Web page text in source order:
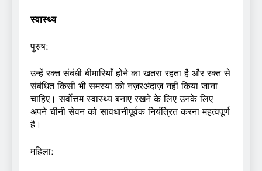
स्वास्थ्य
पुरुष:
उन्हें रक्त संबंधी बीमारियाँ होने का खतरा रहता है और रक्त से
संबंधित किसी भी समस्या को नज़रअंदाज़ नहीं किया जाना
चाहिए। सर्वोत्तम स्वास्थ्य बनाए रखने के लिए उनके लिए
अपने चीनी सेवन को सावधानीपूर्वक नियंत्रित करना महत्वपूर्ण
है।
महिला: